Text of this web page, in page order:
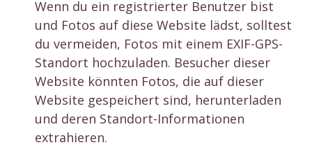
Wenn du ein registrierter Benutzer bist
und Fotos auf diese Website lädst, solltest
du vermeiden, Fotos mit einem EXIF-GPS-
Standort hochzuladen. Besucher dieser
Website könnten Fotos, die auf dieser
Website gespeichert sind, herunterladen
und deren Standort-Informationen
extrahieren.